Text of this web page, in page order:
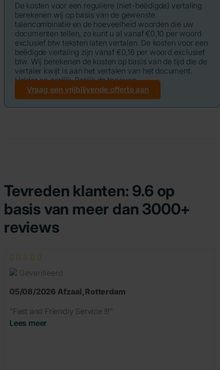
De kosten voor een reguliere (niet-beëdigde) vertaling
berekenen wij op basis van de gewenste
talencombinatie en de hoeveelheid woorden die uw
documenten tellen, zo kunt u al vanaf €0,10 per woord
exclusief btw teksten laten vertalen. De kosten voor een
beëdigde vertaling zijn vanaf €0,16 per woord exclusief
btw. Wij berekenen de kosten op basis van de tijd die de
vertaler kwijt is aan het vertalen van het document.
Helder en eerlijk. Bekijk de tarieven.
Vraag een vrijblijvende offerte aan
Tevreden klanten: 9.6 op
basis van meer dan 3000+
reviews
Geverifieerd
05/08/2026 Afzaal,Rotterdam
“Fast and Friendly Service !!!”
Lees meer